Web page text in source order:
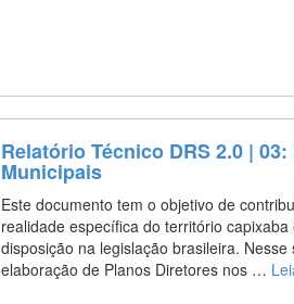
Relatório Técnico DRS 2.0 |
Municipais
Este documento tem o objetivo de
realidade específica do território
disposição na legislação brasileira.
elaboração de Planos Diretores nos …